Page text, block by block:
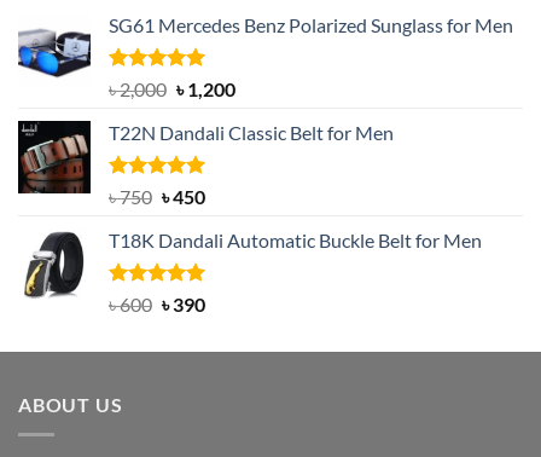
SG61 Mercedes Benz Polarized Sunglass for Men
Rated5.00
out of 5
৳2,000 Original
was:
৳ 2,000.
৳1,200Current
is:
T22N Dandali Classic Belt for Men
Rated5.00
৳750 Original
was:
৳ 750.
৳450Current
is:
৳ 450.
T18K Dandali Automatic Buckle Belt for Men
Rated5.00
৳600 Original
was:
৳390Current
is:
ABOUT US